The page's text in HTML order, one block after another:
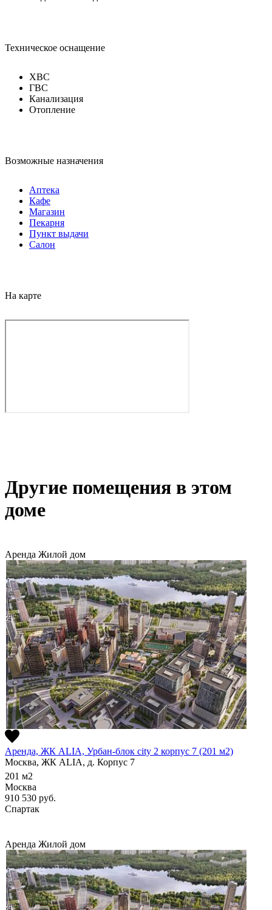
Техническое оснащение
ХВС
ГВС
Канализация
Отопление
Возможные назначения
Аптека
Кафе
Магазин
Пекарня
Пункт выдачи
Салон
На карте
Другие помещения в этом
доме
Аренда Жилой дом
Аренда, ЖК ALIA, Урбан-блок city 2 корпус 7 (201 м2)
Москва, ЖК ALIA, д. Корпус 7
201 м2
Москва
910 530 руб.
Спартак
Аренда Жилой дом